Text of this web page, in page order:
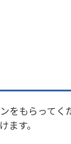
をもらってく
す。